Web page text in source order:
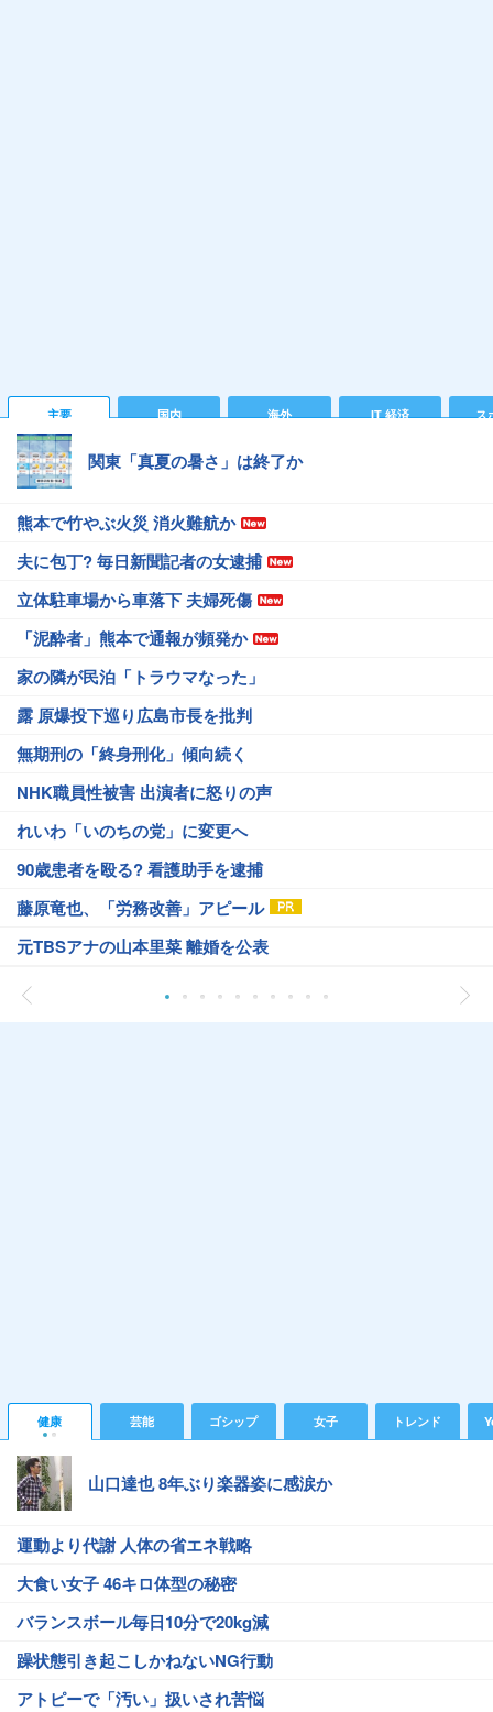
主要 国内 海外 IT 経済 ス
関東「真夏の暑さ」は終了か
熊本で竹やぶ火災 消火難航か
夫に包丁? 毎日新聞記者の女逮捕
立体駐車場から車落下 夫婦死傷
「泥酔者」熊本で通報が頻発か
家の隣が民泊「トラウマなった」
露 原爆投下巡り広島市長を批判
無期刑の「終身刑化」傾向続く
NHK職員性被害 出演者に怒りの声
れいわ「いのちの党」に変更へ
90歳患者を殴る? 看護助手を逮捕
藤原竜也、「労務改善」アピール
元TBSアナの山本里菜 離婚を公表
健康 芸能 ゴシップ 女子 トレンド
山口達也 8年ぶり楽器姿に感涙か
運動より代謝 人体の省エネ戦略
大食い女子 46キロ体型の秘密
バランスボール毎日10分で20kg減
躁状態引き起こしかねないNG行動
アトピーで「汚い」扱いされ苦悩